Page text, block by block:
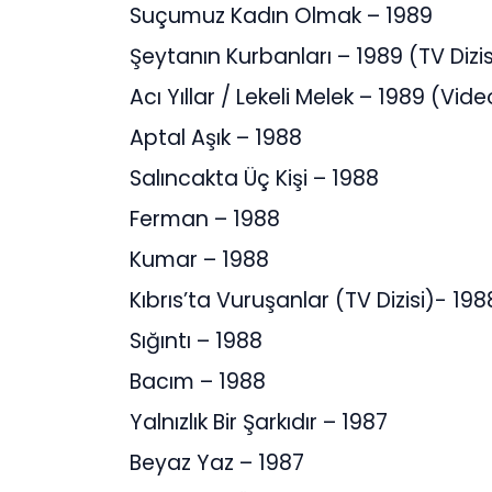
Suçumuz Kadın Olmak – 1989
Şeytanın Kurbanları – 1989 (TV
Acı Yıllar / Lekeli Melek – 1989
Aptal Aşık – 1988
Salıncakta Üç Kişi – 1988
Ferman – 1988
Kumar – 1988
Kıbrıs’ta Vuruşanlar (TV Dizisi)-
Sığıntı – 1988
Bacım – 1988
Yalnızlık Bir Şarkıdır – 1987
Beyaz Yaz – 1987